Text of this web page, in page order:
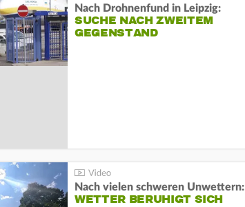
Nach Drohnenfund in Leipzig:
SUCHE NACH ZWEITEM
GEGENSTAND
Nach vielen schweren Unwettern:
WETTER BERUHIGT SICH